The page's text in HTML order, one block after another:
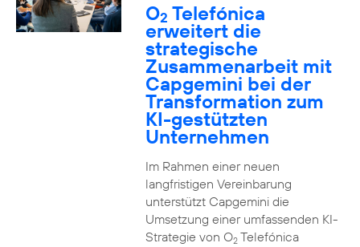
O2 Telefónica
erweitert die
strategische
Zusammenarbeit mit
Capgemini bei der
Transformation zum
KI-gestützten
Unternehmen
Im Rahmen einer neuen
langfristigen Vereinbarung
unterstützt Capgemini die
Umsetzung einer umfassenden KI-
Strategie von O2Telefónica